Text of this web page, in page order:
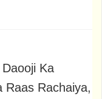
Ka
Raas Rachaiya,